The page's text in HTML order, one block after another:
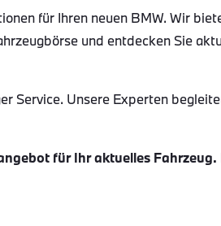
für Ihren neuen BMW. Wir
und entdecken Sie
Service. Unsere Experten
für Ihr aktuelles